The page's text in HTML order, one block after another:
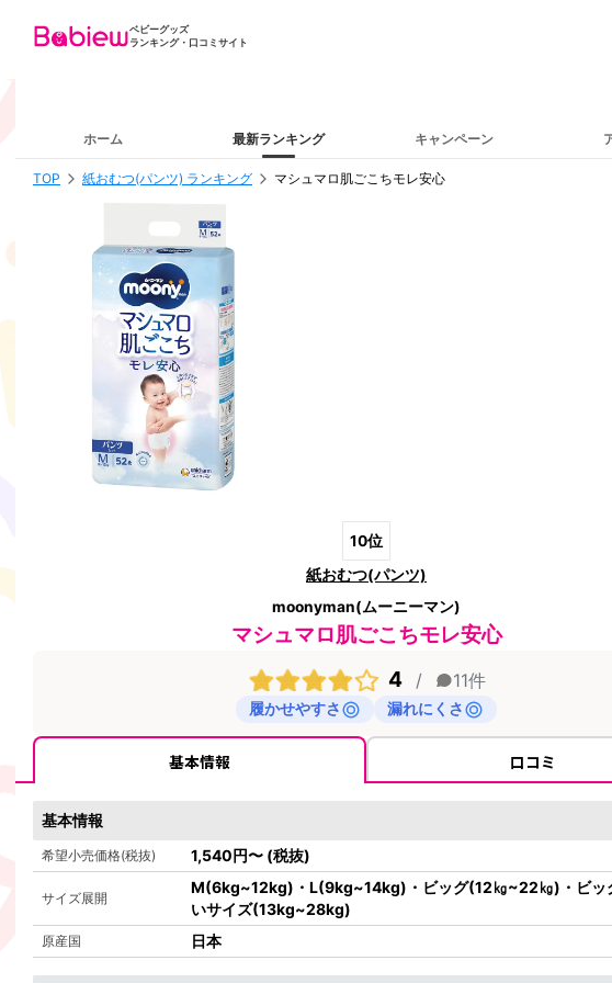
ベビーグッズ
ランキング・口コミサイト
ホーム 最新ランキング キャンペーン
TOP 紙おむつ(パンツ) ランキング マシュマロ肌ごこちモレ安心
10位
紙おむつ(パンツ)
moonyman(ムーニーマン)
マシュマロ肌ごこちモレ安心
4
/ 11件
履かせやすさ 漏れにくさ
基本情報 口コミ
基本情報
希望小売価格(税抜) 1,540円〜 (税抜)
サイズ展開
M(6kg~12kg)・L(9kg~14kg)・ビッグ(12㎏~22㎏)・ビッ
いサイズ(13kg~28kg)
原産国 日本